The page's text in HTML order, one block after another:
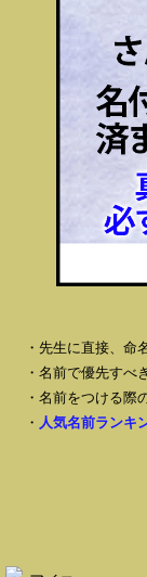
・先生に直接、
・名前で優先すべ
・名前をつける際
・ 人気名前ランキ